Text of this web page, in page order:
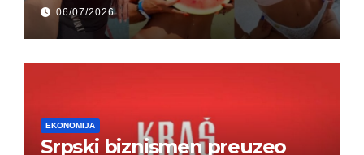
rekao…“ (FOTO)
06/07/2026
EKONOMIJA
Srpski biznismen preuzeo